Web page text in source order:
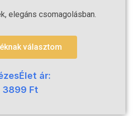
elegáns csomagolásban.
választom
ár:
3899 Ft